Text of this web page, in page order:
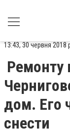
13:43, 30 червня 2018
Ремонту
дом. Его
снести